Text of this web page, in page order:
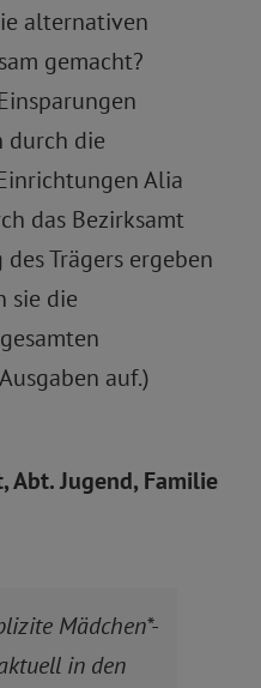
alternativen
gemacht?
durch die
Alia
das Bezirksamt
Trägers ergeben
sie die
auf.)
Jugend, Familie
Mädchen*-
in den